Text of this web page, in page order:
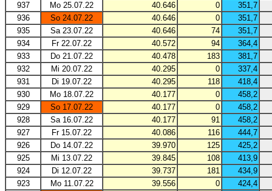
937
Mo 25.07.22 40.646 0
351,7
936
So 24.07.22 40.646 0
351,7
935
Sa 23.07.22 40.646 74
351,7
934
Fr 22.07.22 40.572 94
364,4
933
Do 21.07.22 40.478 183
381,7
932
Mi 20.07.22 40.295 0
337,4
931
Di 19.07.22 40.295 118
418,4
930
Mo 18.07.22 40.177 0
458,2
929
So 17.07.22 40.177 0
458,2
928
Sa 16.07.22 40.177 91
458,2
927
Fr 15.07.22 40.086 116
444,7
926
Do 14.07.22 39.970 125
425,2
925
Mi 13.07.22 39.845 108
413,9
924
Di 12.07.22 39.737 181
434,9
923
Mo 11.07.22 39.556 0
424,4